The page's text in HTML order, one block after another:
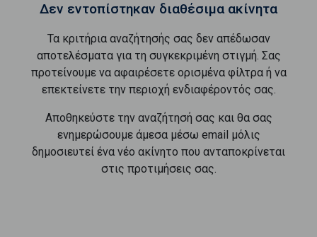
Δεν εντοπίστηκαν διαθέσιμα ακίνητα
Τα κριτήρια αναζήτησής σας δεν απέδωσαν
αποτελέσματα για τη συγκεκριμένη στιγμή. Σας
προτείνουμε να αφαιρέσετε ορισμένα φίλτρα ή να
επεκτείνετε την περιοχή ενδιαφέροντός σας.
Αποθηκεύστε την αναζήτησή σας και θα σας
ενημερώσουμε άμεσα μέσω email μόλις
δημοσιευτεί ένα νέο ακίνητο που ανταποκρίνεται
στις προτιμήσεις σας.